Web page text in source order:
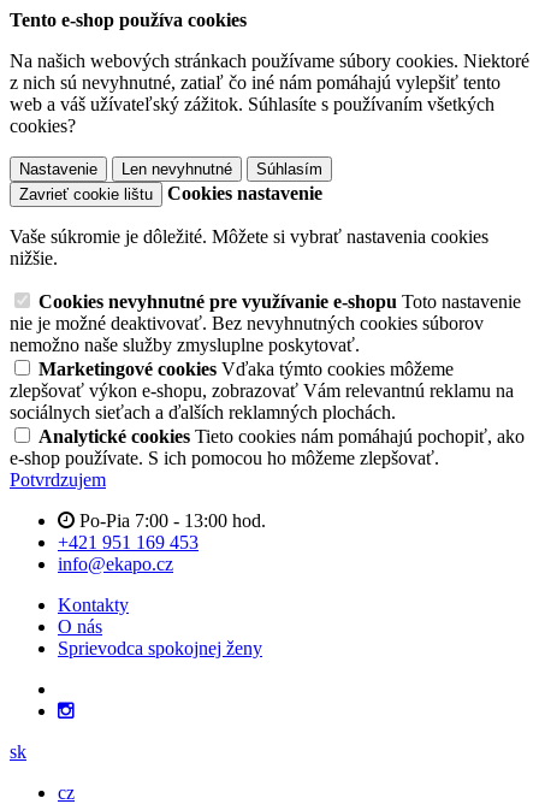
Tento e-shop používa cookies
Na našich webových stránkach používame súbory cookies. Niektoré
z nich sú nevyhnutné, zatiaľ čo iné nám pomáhajú vylepšiť tento
web a váš užívateľský zážitok. Súhlasíte s používaním všetkých
cookies?
Nastavenie Len nevyhnutné
Súhlasím
Zavrieť cookie lištu
Cookies nastavenie
Vaše súkromie je dôležité. Môžete si vybrať nastavenia cookies
nižšie.
Cookies nevyhnutné pre využívanie e-shopu Toto nastavenie
nie je možné deaktivovať. Bez nevyhnutných cookies súborov
nemožno naše služby zmysluplne poskytovať.
Marketingové cookies Vďaka týmto cookies môžeme
zlepšovať výkon e-shopu, zobrazovať Vám relevantnú reklamu na
sociálnych sieťach a ďalších reklamných plochách.
Analytické cookies Tieto cookies nám pomáhajú pochopiť, ako
e-shop používate. S ich pomocou ho môžeme zlepšovať.
Potvrdzujem
Po-Pia 7:00 - 13:00 hod.
+421 951 169 453
info@ekapo.cz
Kontakty
O nás
Sprievodca spokojnej ženy
sk
cz